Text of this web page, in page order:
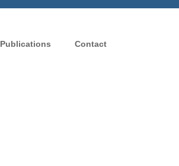
Publications Contact